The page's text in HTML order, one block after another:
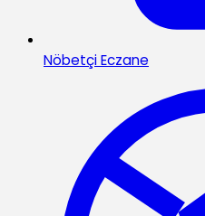
Nöbetçi Eczane